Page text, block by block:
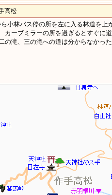
松
小林バス停の所を左に入る林道を
カーブミラーの所を過ぎるとすぐに
滝、三の滝への道は分からなかっ